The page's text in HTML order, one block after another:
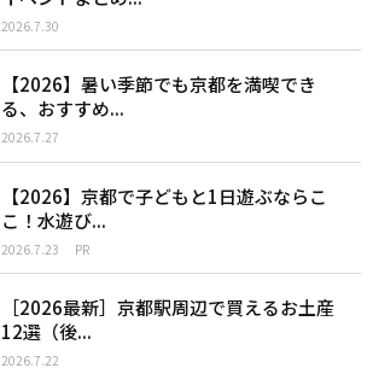
2026.7.30
【2026】暑い季節でも京都を満喫でき
る、おすすめ...
2026.7.27
【2026】京都で子どもと1日遊ぶならこ
こ！水遊び...
2026.7.23 PR
［2026最新］京都駅周辺で買えるお土産
12選（後...
2026.7.22